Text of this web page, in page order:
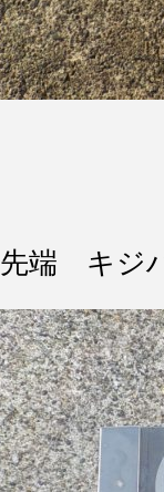
先端 キジ